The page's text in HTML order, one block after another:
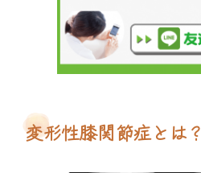
変形性膝関節症とは？